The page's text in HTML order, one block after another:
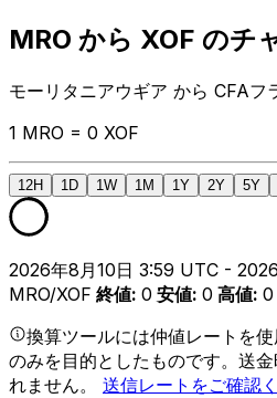
MRO から XOF のチ
モーリタニアウギア から CFAフ
1 MRO = 0 XOF
12H 1D 1W 1M 1Y 2Y 5Y
2026年8月10日 3:59 UTC -
MRO/XOF 終値: 0 安値: 0 高値: 0
換算ツールには仲値レートを
のみを目的としたものです。送
れません。 送信レートをご確認く